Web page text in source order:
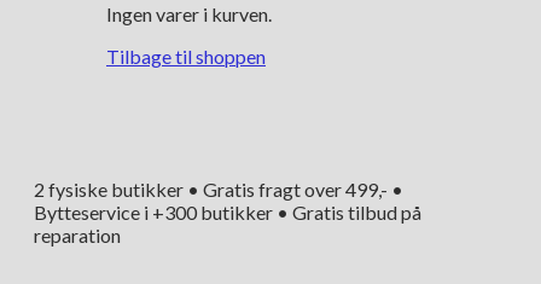
Ingen varer i kurven.
Tilbage til shoppen
2 fysiske butikker • Gratis fragt over 499,- •
Bytteservice i +300 butikker • Gratis tilbud på
reparation